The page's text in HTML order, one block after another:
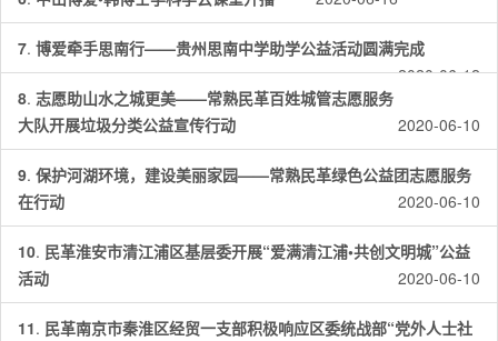
7. 博爱牵手思南行——贵州思南中学助学公益活动圆满完成
2020-06-12
8. 志愿助山水之城更美——常熟民革百姓城管志愿服务
大队开展垃圾分类公益宣传行动
2020-06-10
9. 保护河湖环境，建设美丽家园——常熟民革绿色公益团志愿服务
在行动
2020-06-10
10. 民革淮安市清江浦区基层委开展“爱满清江浦•共创文明城”公益
活动
2020-06-10
11. 民革南京市秦淮区经贸一支部积极响应区委统战部“党外人士社